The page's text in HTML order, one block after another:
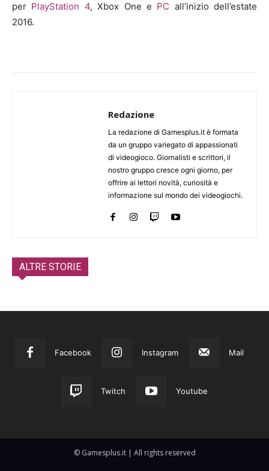
per PlayStation 4, Xbox One e PC all’inizio dell’estate
2016.
Redazione
La redazione di Gamesplus.it è formata
da un gruppo variegato di appassionati
di videogioco. Giornalisti e scrittori, il
nostro gruppo cresce ogni giorno, per
offrire ai lettori novità, curiosità e
informazione sul mondo dei videogiochi.
ALTRE STORIE
Facebook Instagram Mail
Twitch Youtube
© Gamesplus.it | All rights reserved